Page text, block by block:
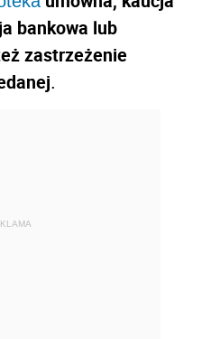
bankowa lub
zastrzeżenie
.